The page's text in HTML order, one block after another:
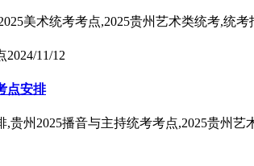
美术统考考点,2025贵州艺术类统考,统
2024/11/12
点安排
,贵州2025播音与主持统考考点,2025贵州